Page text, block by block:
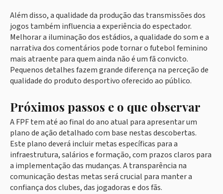
Além disso, a qualidade da produção das transmissões dos
jogos também influencia a experiência do espectador.
Melhorar a iluminação dos estádios, a qualidade do som e a
narrativa dos comentários pode tornar o futebol feminino
mais atraente para quem ainda não é um fã convicto.
Pequenos detalhes fazem grande diferença na perceção de
qualidade do produto desportivo oferecido ao público.
Próximos passos e o que observar
A FPF tem até ao final do ano atual para apresentar um
plano de ação detalhado com base nestas descobertas.
Este plano deverá incluir metas específicas para a
infraestrutura, salários e formação, com prazos claros para
a implementação das mudanças. A transparência na
comunicação destas metas será crucial para manter a
confiança dos clubes, das jogadoras e dos fãs.